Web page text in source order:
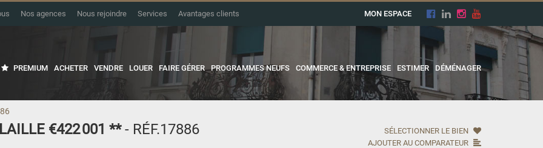
Nos agences Nous rejoindre Services Avantages clients MON ESPACE
PREMIUM ACHETER VENDRE LOUER FAIRE GÉRER PROGRAMMES NEUFS COMMERCE & ENTREPRISE ESTIMER DÉMÉNAGER
€422 001 **- RÉF.17886
SÉLECTIONNER LE BIEN
AJOUTER AU COMPARATEUR